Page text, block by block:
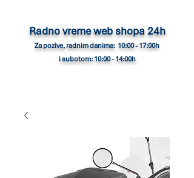
Radno vreme web shopa 24h
Za pozive, radnim danima: 10:00 - 17:00h
i subotom: 10:00 - 14:00h